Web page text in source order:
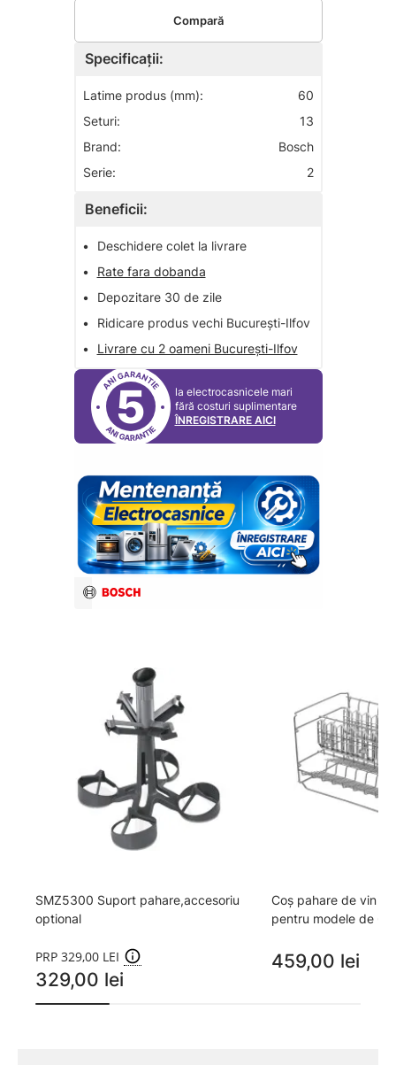
Specificații:
Latime produs (mm):
60
Seturi:
13
Brand:
Bosch
Serie:
2
Beneficii:
•
Deschidere colet la livrare
•
Rate fara dobanda
•
Depozitare 30 de zile
•
Ridicare produs vechi București-Ilfov
•
Livrare cu 2 oameni București-Ilfov
5
la electrocasnicele mari
fără costuri suplimentare
ÎNREGISTRARE AICI
Compară
SMZ5300 Suport pahare,accesoriu
optional
PRP 329,00 LEI
329,00 lei
Coș pahare de vin
pentru modele de 60
459,00 lei